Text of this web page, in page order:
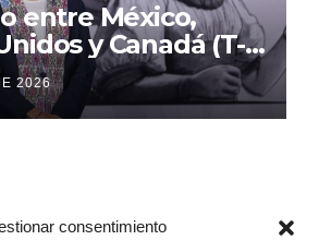
consentimiento
entre México,
y Canadá (T-
hasta el
Claudia
2026